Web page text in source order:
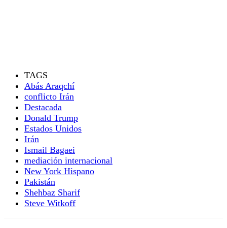
TAGS
Abás Araqchí
conflicto Irán
Destacada
Donald Trump
Estados Unidos
Irán
Ismail Bagaei
mediación internacional
New York Hispano
Pakistán
Shehbaz Sharif
Steve Witkoff